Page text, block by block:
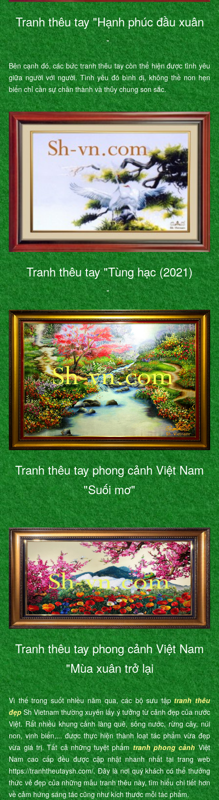
Tranh thêu tay "Hạnh phúc đầu xuân
"
Bên cạnh đó, các bức tranh thêu tay còn thể hiện được tình yêu
giữa người với người. Tình yêu đó bình dị, không thề non hẹn
biển chỉ cần sự chân thành và thủy chung son sắc.
Tranh thêu tay "Tùng hạc (2021)
"
Tranh thêu tay phong cảnh Việt Nam
"Suối mơ"
Tranh thêu tay phong cảnh Việt Nam
"Mùa xuân trở lại
Vì thế trong suốt nhiều năm qua, các bộ sưu tậptranh thêu
đẹpSh Vietnam thường xuyên lấy ý tưởng từ cảnh đẹp của nước
Việt. Rất nhiều khung cảnh làng quê, sông nước, rừng cây, núi
non, vịnh biển,... được thực hiện thành loạt tác phẩm vừa đẹp
vừa giá trị. Tất cả những tuyệt phẩmtranh phong cảnhViệt
Nam cao cấp đều được cập nhật nhanh nhất tại trang web
https://tranhtheutaysh.com/. Đây là nơi quý khách có thể thưởng
thức vẻ đẹp của những mẫu tranh thêu này, tìm hiểu chi tiết hơn
về cảm hứng sáng tác cũng như kích thước mỗi tác phẩm.